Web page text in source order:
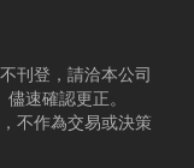
刊登，請洽本公司
速確認更正。
不作為交易或決策